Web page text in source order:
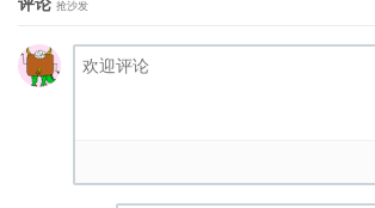
评论 抢沙发